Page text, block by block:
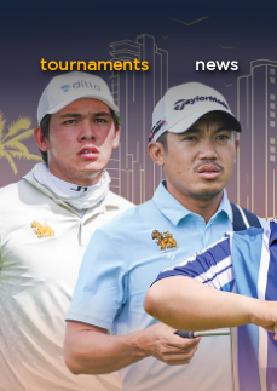
tournaments news